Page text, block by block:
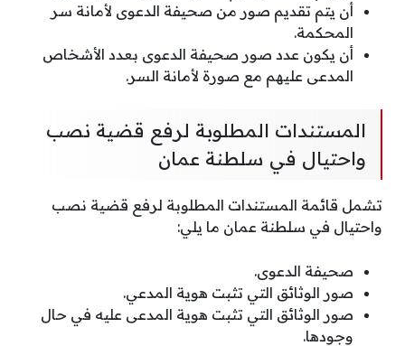
أن يتم تقديم صور من صحيفة الدعوى لأمانة سر
المحكمة.
أن يكون عدد صور صحيفة الدعوى بعدد الأشخاص
المدعى عليهم مع صورة لأمانة السر.
المستندات المطلوبة لرفع قضية نصب
واحتيال في سلطنة عمان
تشمل قائمة المستندات المطلوبة لرفع قضية نصب
واحتيال في سلطنة عمان ما يلي:
صحيفة الدعوى.
صور الوثائق التي تثبت هوية المدعي.
صور الوثائق التي تثبت هوية المدعى عليه في حال
وجودها.